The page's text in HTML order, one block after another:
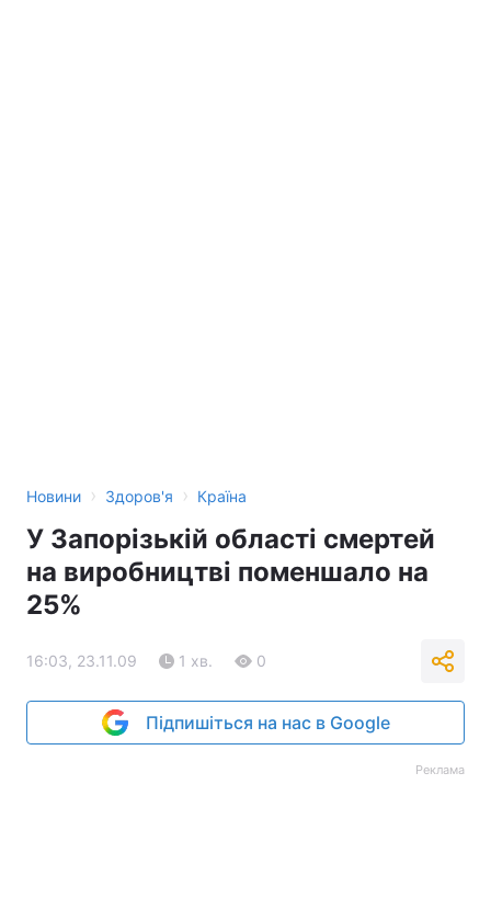
Новини › Здоров'я › Країна
У Запорізькій області смертей
на виробництві поменшало на
25%
16:03, 23.11.09 1 хв. 0
Підпишіться на нас в Google
Реклама